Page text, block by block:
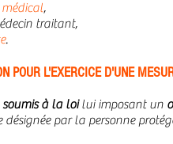
,
traitant,
.
POUR L'EXERCICE D'UNE
soumis à la loilui imposant un
désignée par la personne